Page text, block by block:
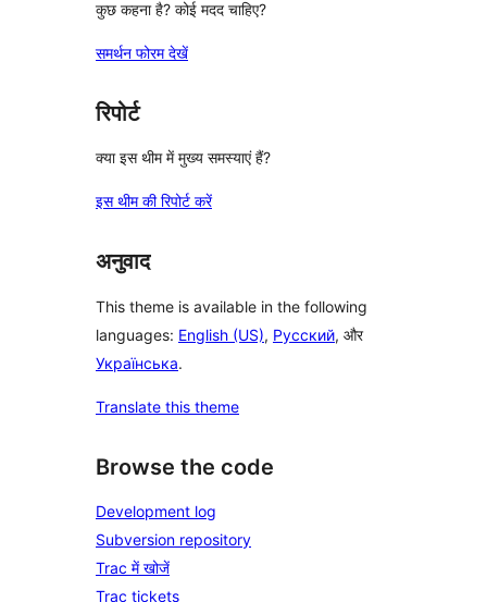
कुछ कहना है? कोई मदद चाहिए?
समर्थन फोरम देखें
रिपोर्ट
क्या इस थीम में मुख्य समस्याएं हैं?
इस थीम की रिपोर्ट करें
अनुवाद
This theme is available in the following
languages: English (US), Русский, और
Українська.
Translate this theme
Browse the code
Development log
Subversion repository
Trac में खोजें
Trac tickets